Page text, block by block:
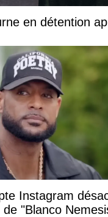
en détention
Instagram
"Blanco